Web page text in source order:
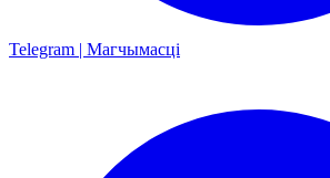
Telegram | Магчымасці